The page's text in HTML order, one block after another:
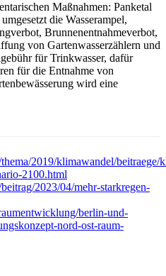
Maßnahmen: Panketal
die Wasserampel,
Brunnenentnahmeverbot,
von Gartenwasserzählern und
für Trinkwasser, dafür
für die Entnahme von
wird eine
2019/klimawandel/beitraege/
2100.html
2023/04/mehr-starkregen-
berlin-und-
nord-ost-raum-